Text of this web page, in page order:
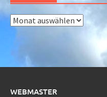
Archiv
WEBMASTER